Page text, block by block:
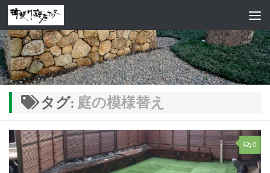
コンテンツへスキップ
タグ: 庭の模様替え
0